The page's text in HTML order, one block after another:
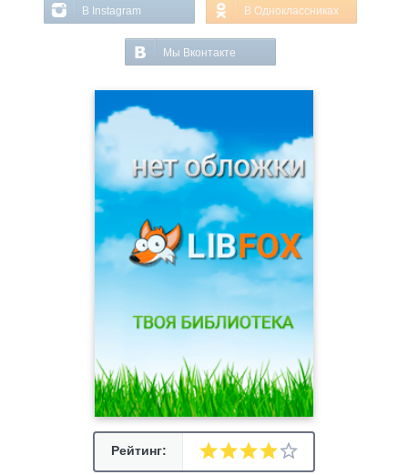
В Instagram В Одноклассниках
Мы Вконтакте
Рейтинг: